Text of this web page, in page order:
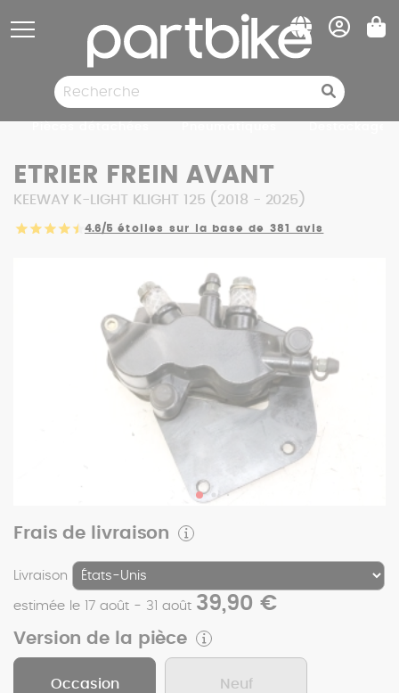
ETRIER FREIN AVANT
KEEWAY K-LIGHT KLIGHT 125 (2018 - 2025)
4.6/5 étoiles sur la base de 381 avis
Frais de livraison
Livraison
estimée le 17 août - 31 août 39,90 €
Version de la pièce
Occasion Neuf